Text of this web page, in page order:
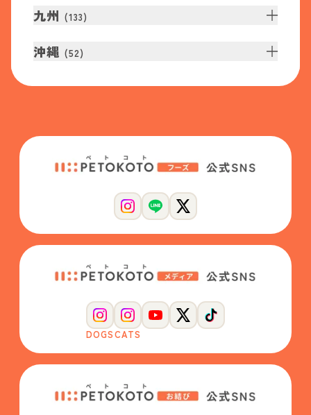
九州 (133)
沖縄 (52)
DOGSCATS